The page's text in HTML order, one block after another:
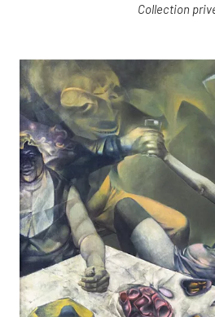
Collection